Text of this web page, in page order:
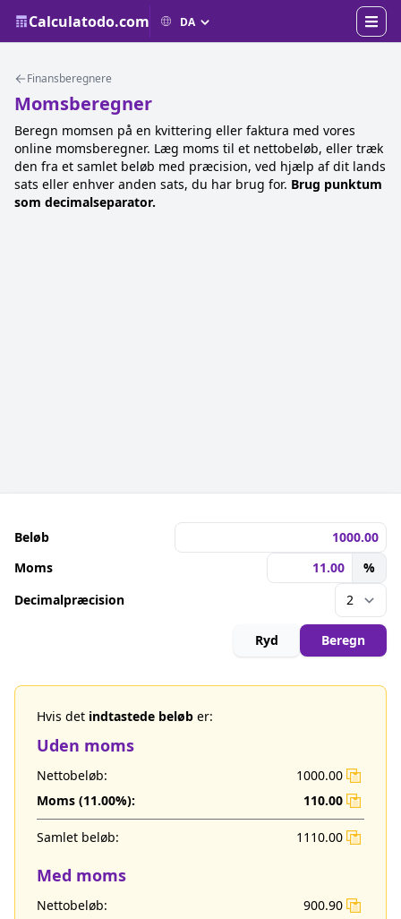
Calculatodo.com
Finansberegnere
Momsberegner
Beregn momsen på en kvittering eller faktura med vores
online momsberegner. Læg moms til et nettobeløb, eller træk
den fra et samlet beløb med præcision, ved hjælp af dit lands
sats eller enhver anden sats, du har brug for. Brug punktum
som decimalseparator.
Beløb
Moms
%
Decimalpræcision
Ryd Beregn
Hvis det indtastede beløb er:
Uden moms
Nettobeløb:
1000.00
Moms (11.00%): 110.00
Samlet beløb: 1110.00
Med moms
Nettobeløb:
900.90